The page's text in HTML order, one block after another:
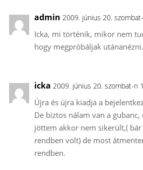
admin 2009. június 20.
Icka, mi történik, mikor nem
hogy megpróbáljak utánanézni.
icka 2009. június 20. szombat-n
Újra és újra kiadja a
De biztos nálam van a
jöttem akkor nem sikerült,(
rendben volt) de most
rendben.